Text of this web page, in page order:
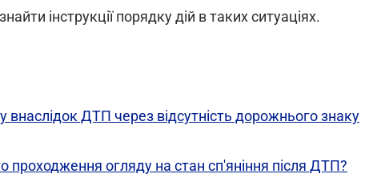
інструкції порядку дій в таких ситуаціях.
ДТП через відсутність дорожнього знаку
проходження огляду на стан сп'яніння після ДТП?